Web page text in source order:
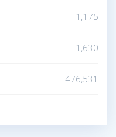
1,175
1,630
476,531